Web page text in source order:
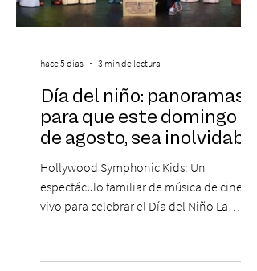
Día del niño: panoramas
para que este domingo 09
de agosto, sea inolvidable
Hollywood Symphonic Kids: Un
espectáculo familiar de música de cine en
vivo para celebrar el Día del Niño La
musical única e inolvidable con motivo del
hace 5 días 3 min de lectura